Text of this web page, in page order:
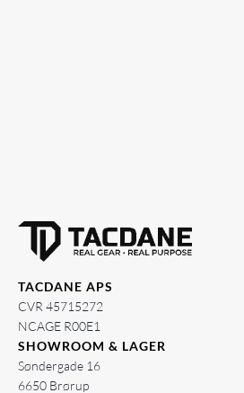
TACDANE APS
CVR 45715272
NCAGE R00E1
SHOWROOM & LAGER
Søndergade 16
6650 Brørup